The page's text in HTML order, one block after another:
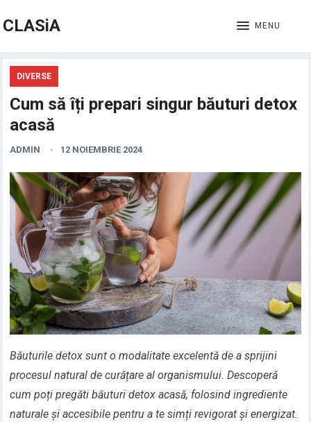
CLASiA MENU
DIVERSE
Cum să îți prepari singur băuturi detox
acasă
ADMIN 12 NOIEMBRIE 2024
Băuturile detox sunt o modalitate excelentă de a sprijini
procesul natural de curățare al organismului. Descoperă
cum poți pregăti băuturi detox acasă, folosind ingrediente
naturale și accesibile pentru a te simți revigorat și energizat.